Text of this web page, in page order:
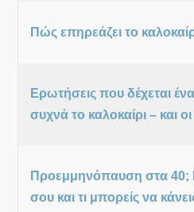
Πώς επηρεάζει το
Ερωτήσεις που δέχεται
συχνά το καλοκαίρι – και
Προεμμηνόπαυση στα 40;
σου και τι μπορείς να